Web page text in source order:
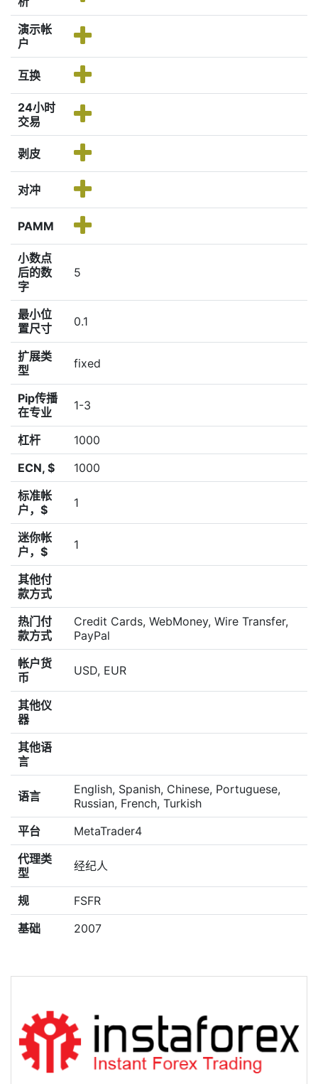
演示帐
户
互换
24小时
交易
剥皮
对冲
PAMM
小数点
后的数
字
5
最小位
置尺寸
0.1
扩展类
型
fixed
Pip传播
在专业
1-3
杠杆
1000
ECN, $
1000
标准帐
户，$
1
迷你帐
户，$
1
其他付
款方式
热门付
款方式
Credit Cards, WebMoney, Wire Transfer,
PayPal
帐户货
币
USD, EUR
其他仪
器
其他语
言
语言
English, Spanish, Chinese, Portuguese,
Russian, French, Turkish
平台
MetaTrader4
代理类
型
经纪人
规
FSFR
基础
2007